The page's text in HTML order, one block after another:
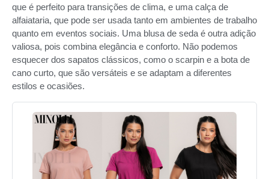
que é perfeito para transições de clima, e uma calça de
alfaiataria, que pode ser usada tanto em ambientes de trabalho
quanto em eventos sociais. Uma blusa de seda é outra adição
valiosa, pois combina elegância e conforto. Não podemos
esquecer dos sapatos clássicos, como o scarpin e a bota de
cano curto, que são versáteis e se adaptam a diferentes
estilos e ocasiões.